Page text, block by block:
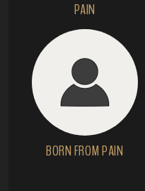
PAIN
BORN FROM PAIN